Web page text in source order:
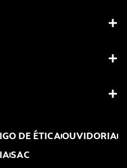
DE ÉTICAOUVIDORIA
SAC